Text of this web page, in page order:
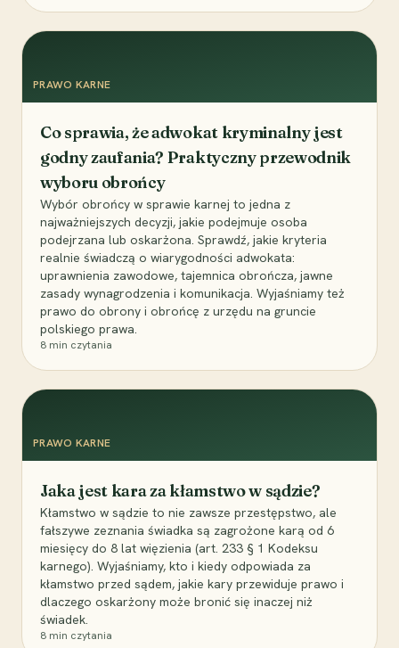
PRAWO KARNE
Co sprawia, że adwokat kryminalny jest
godny zaufania? Praktyczny przewodnik
wyboru obrońcy
Wybór obrońcy w sprawie karnej to jedna z
najważniejszych decyzji, jakie podejmuje osoba
podejrzana lub oskarżona. Sprawdź, jakie kryteria
realnie świadczą o wiarygodności adwokata:
uprawnienia zawodowe, tajemnica obrończa, jawne
zasady wynagrodzenia i komunikacja. Wyjaśniamy też
prawo do obrony i obrońcę z urzędu na gruncie
polskiego prawa.
8 min czytania
PRAWO KARNE
Jaka jest kara za kłamstwo w sądzie?
Kłamstwo w sądzie to nie zawsze przestępstwo, ale
fałszywe zeznania świadka są zagrożone karą od 6
miesięcy do 8 lat więzienia (art. 233 § 1 Kodeksu
karnego). Wyjaśniamy, kto i kiedy odpowiada za
kłamstwo przed sądem, jakie kary przewiduje prawo i
dlaczego oskarżony może bronić się inaczej niż
świadek.
8 min czytania